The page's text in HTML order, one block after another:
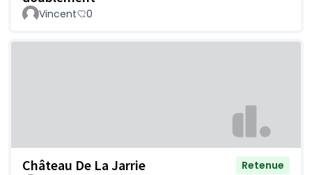
Vincent 0
Château De La Jarrie
Retenue